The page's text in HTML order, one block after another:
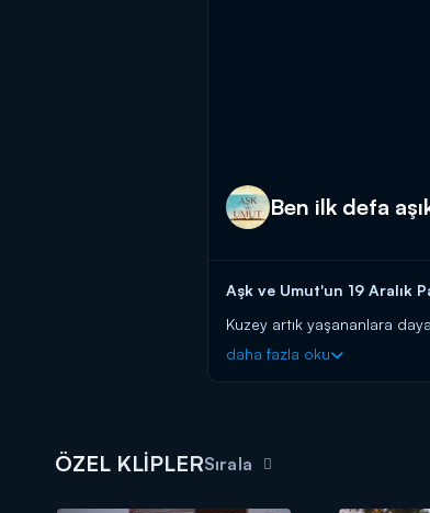
Ben ilk defa
Aşk ve Umut'un 19 Aralık
Kuzey artık yaşananlara
olacaktır.
daha fazla oku
ÖZEL KLİPLERSırala